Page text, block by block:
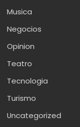
Musica
Negocios
Opinion
Teatro
Tecnologia
Turismo
Uncategorized